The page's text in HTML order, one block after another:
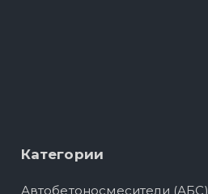
Категории
Автобетоносмесители (АБС)